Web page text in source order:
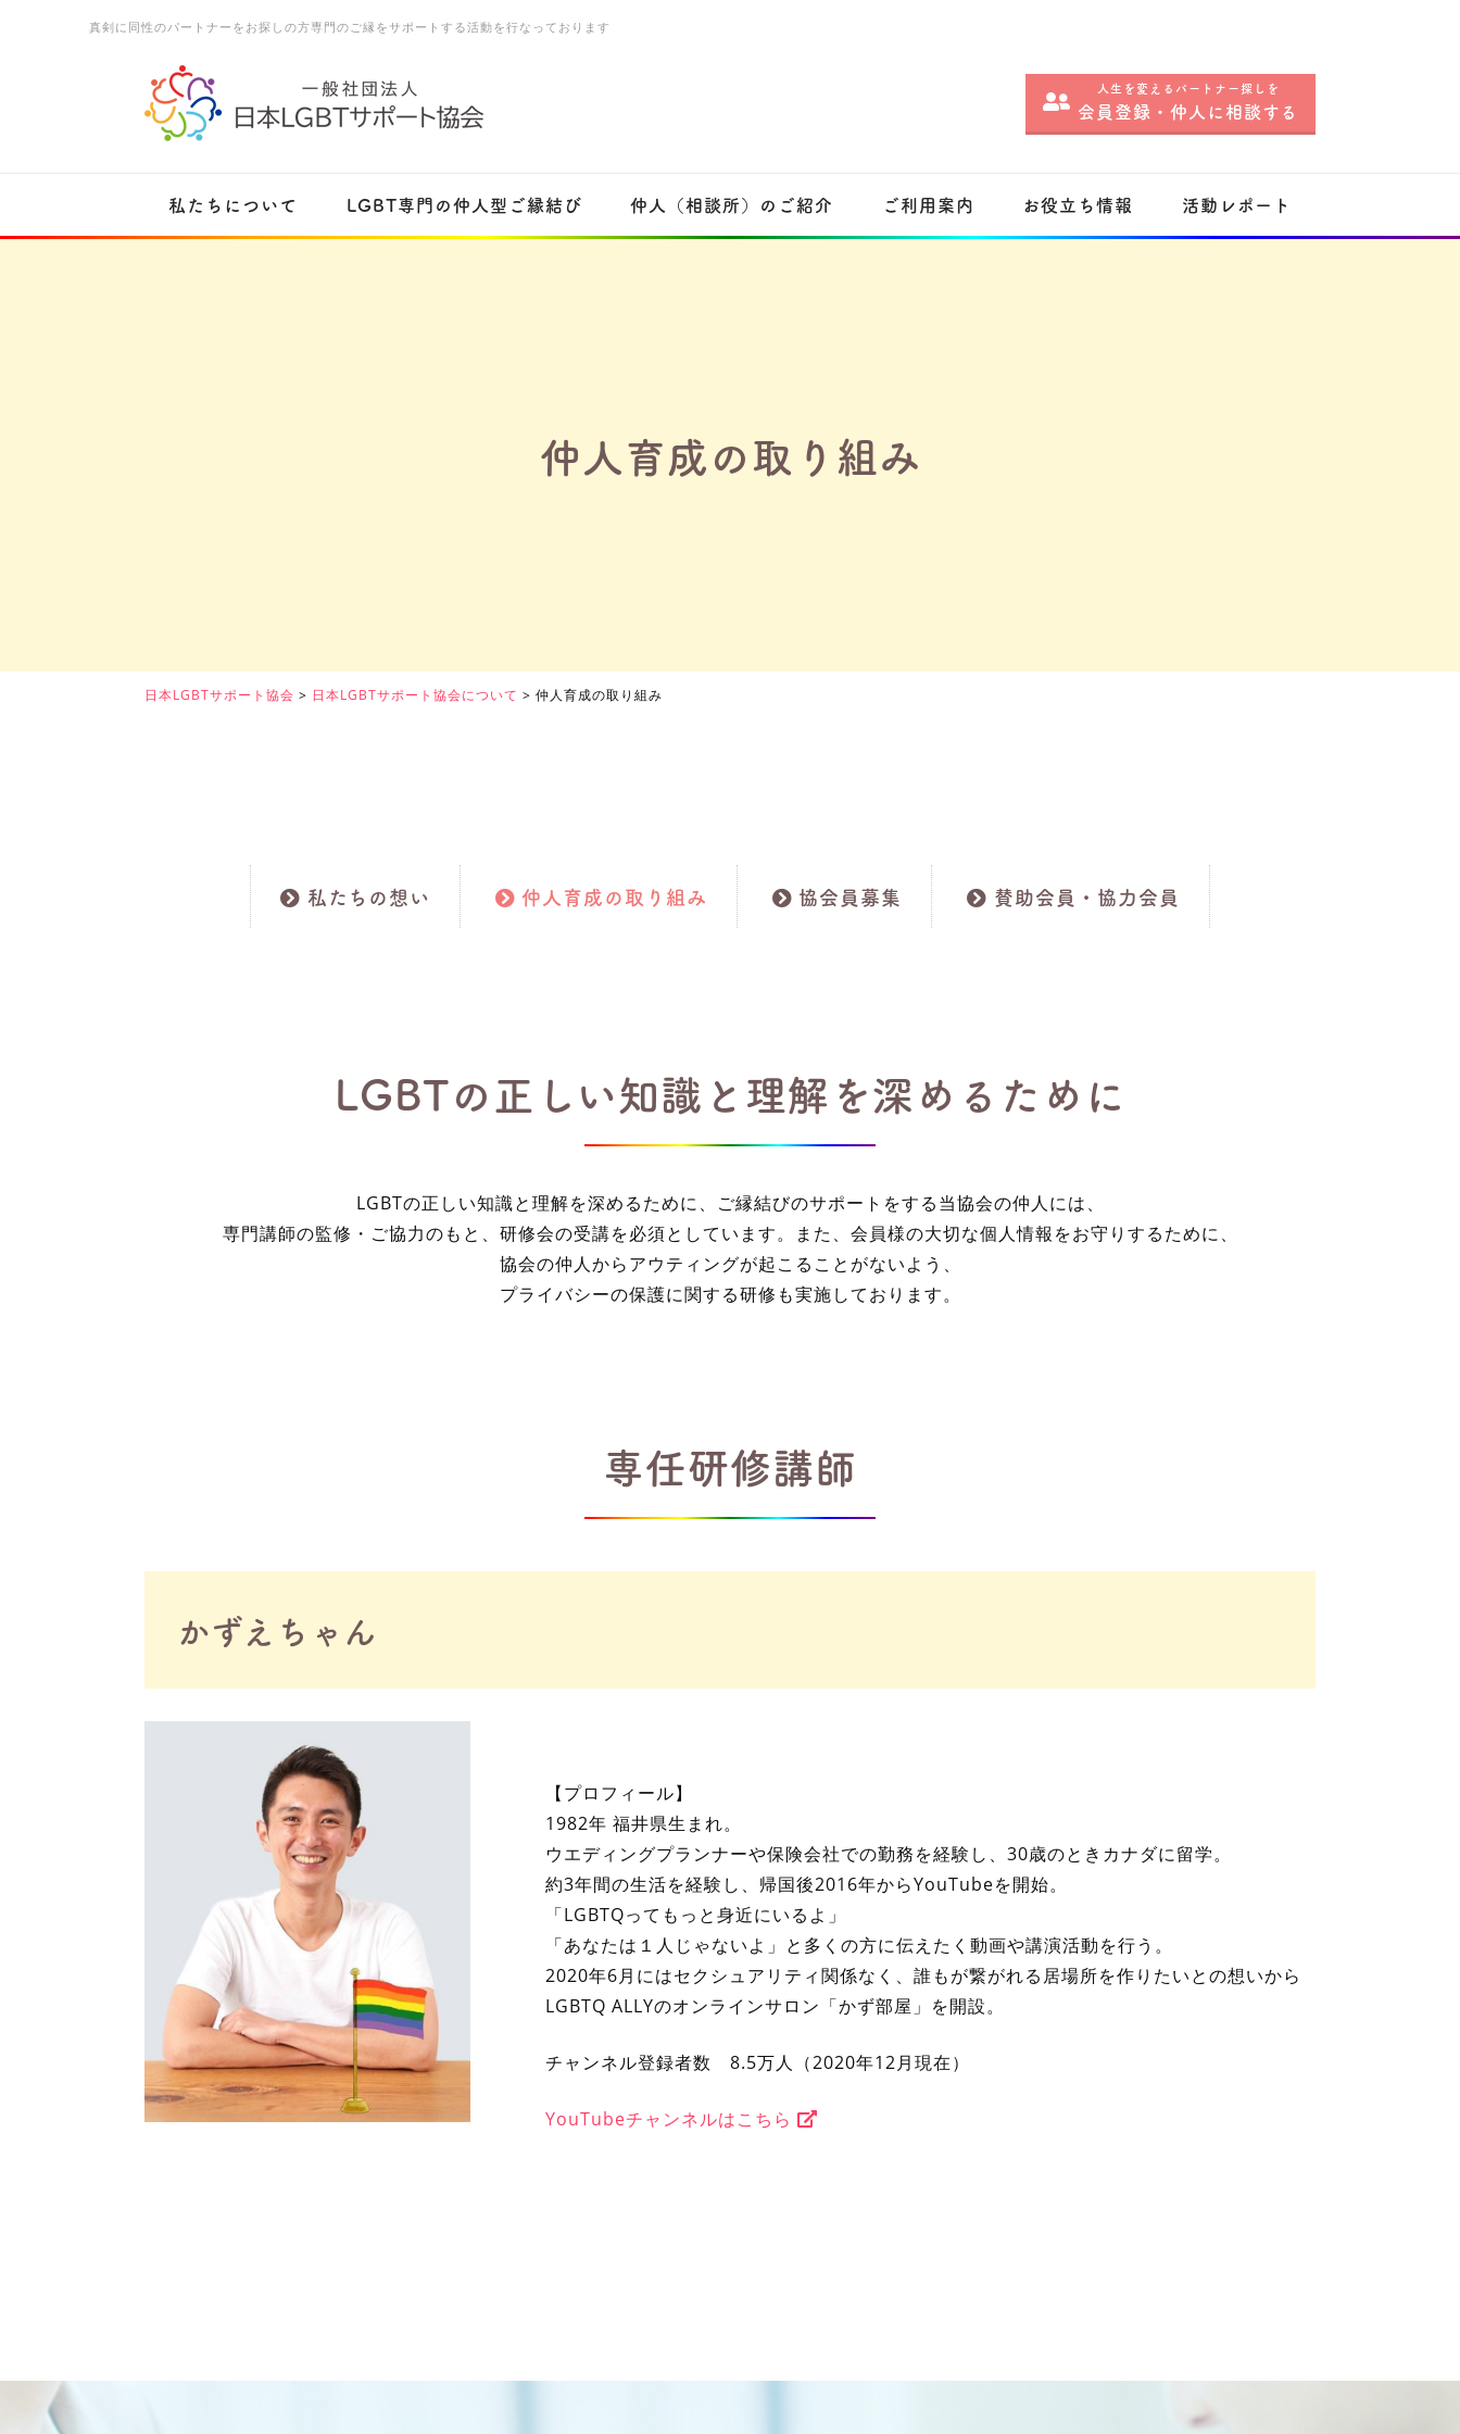
真剣に同性のパートナーをお探しの方専門のご縁をサポートする活動を行なっております
人生を変えるパートナー探しを
会員登録・仲人に相談する
私たちについて LGBT専門の仲人型ご縁結び 仲人（相談所）のご紹介 ご利用案内 お役立ち情報 活動レポート
仲人育成の取り組み
日本LGBTサポート協会 > 日本LGBTサポート協会について > 仲人育成の取り組み
私たちの想い 仲人育成の取り組み 協会員募集 賛助会員・協力会員
LGBTの正しい知識と理解を深めるために
LGBTの正しい知識と理解を深めるために、ご縁結びのサポートをする当協会の仲人には、
専門講師の監修・ご協力のもと、研修会の受講を必須としています。また、会員様の大切な個人情報をお守りするために、
協会の仲人からアウティングが起こることがないよう、
プライバシーの保護に関する研修も実施しております。
専任研修講師
かずえちゃん
【プロフィール】
1982年 福井県生まれ。
ウエディングプランナーや保険会社での勤務を経験し、30歳のときカナダに留学。
約3年間の生活を経験し、帰国後2016年からYouTubeを開始。
「LGBTQってもっと身近にいるよ」
「あなたは１人じゃないよ」と多くの方に伝えたく動画や講演活動を行う。
2020年6月にはセクシュアリティ関係なく、誰もが繋がれる居場所を作りたいとの想いから
LGBTQ ALLYのオンラインサロン「かず部屋」を開設。
チャンネル登録者数 8.5万人（2020年12月現在）
YouTubeチャンネルはこちら